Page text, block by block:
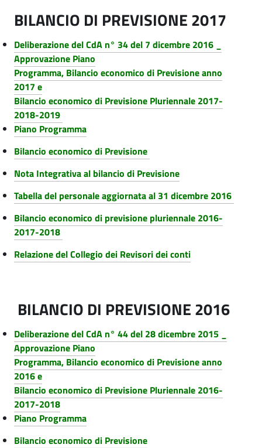
BILANCIO DI PREVISIONE 2017
Deliberazione del CdA n° 34 del 7 dicembre 2016 _
Approvazione Piano
Programma, Bilancio economico di Previsione anno
2017 e
Bilancio economico di Previsione Pluriennale 2017-
2018-2019
Piano Programma
Bilancio economico di Previsione
Nota Integrativa al bilancio di Previsione
Tabella del personale aggiornata al 31 dicembre 2016
Bilancio economico di previsione pluriennale 2016-
2017-2018
Relazione del Collegio dei Revisori dei conti
BILANCIO DI PREVISIONE 2016
Deliberazione del CdA n° 44 del 28 dicembre 2015 _
Approvazione Piano
Programma, Bilancio economico di Previsione anno
2016 e
Bilancio economico di Previsione Pluriennale 2016-
2017-2018
Piano Programma
Bilancio economico di Previsione